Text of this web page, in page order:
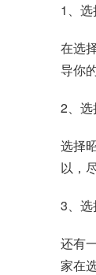
1、
在选
导你
2、
选择
以，
3、
还有
家在